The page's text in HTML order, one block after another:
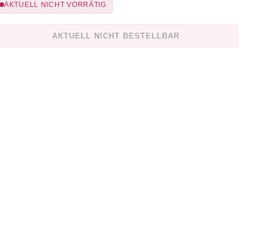
AKTUELL NICHT VORRÄTIG
AKTUELL NICHT BESTELLBAR